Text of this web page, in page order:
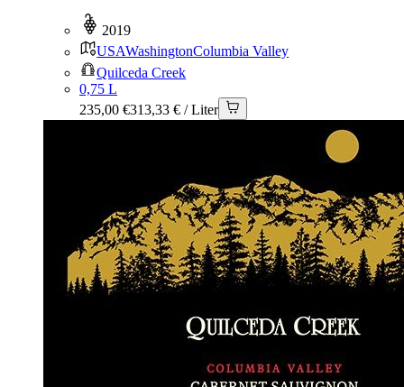
2019
USAWashingtonColumbia Valley
Quilceda Creek
0,75 L
235,00 €313,33 € / Liter